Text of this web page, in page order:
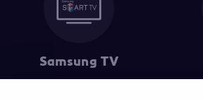
Samsung TV